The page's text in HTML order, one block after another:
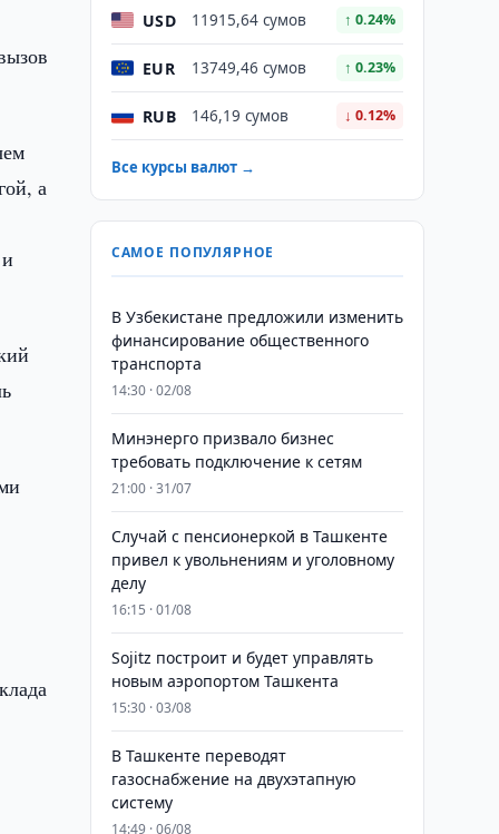
а
USD 11915,64 сумов ↑ 0.24%
EUR 13749,46 сумов ↑ 0.23%
RUB 146,19 сумов ↓ 0.12%
Все курсы валют →
САМОЕ ПОПУЛЯРНОЕ
В Узбекистане предложили изменить
финансирование общественного
транспорта
14:30 · 02/08
Минэнерго призвало бизнес
требовать подключение к сетям
21:00 · 31/07
Случай с пенсионеркой в Ташкенте
привел к увольнениям и уголовному
делу
16:15 · 01/08
Sojitz построит и будет управлять
новым аэропортом Ташкента
15:30 · 03/08
В Ташкенте переводят
газоснабжение на двухэтапную
систему
14:49 · 06/08